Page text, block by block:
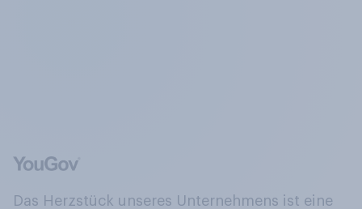
Das Herzstück unseres Unternehmens ist eine